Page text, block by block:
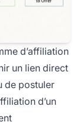
d’affiliation
un lien direct
de postuler
d’un